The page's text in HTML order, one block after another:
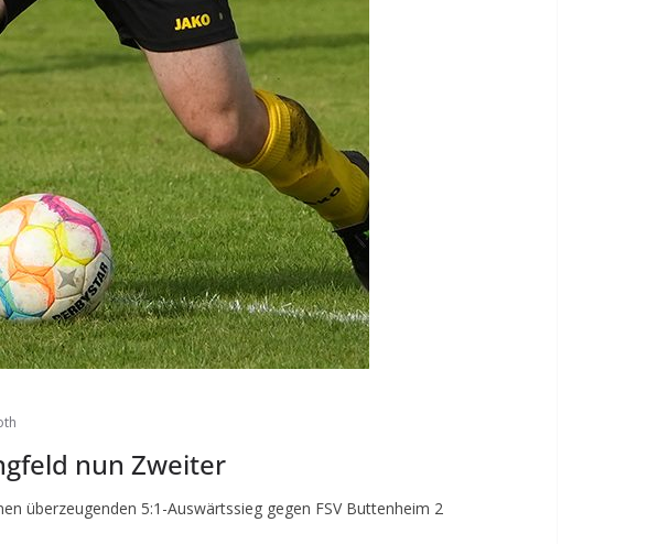
nun Zweiter
überzeugenden 5:1-Auswärtssieg gegen FSV Buttenheim 2